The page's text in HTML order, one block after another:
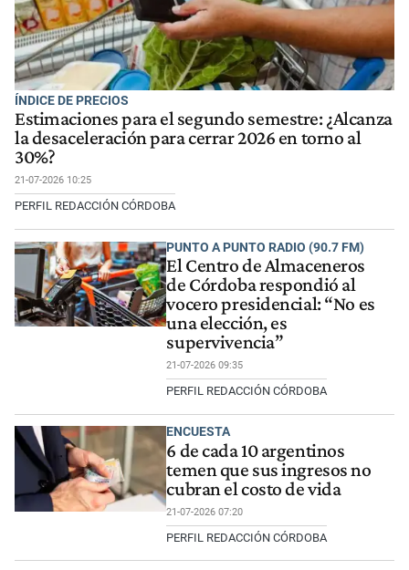
ÍNDICE DE PRECIOS
Estimaciones para el segundo semestre: ¿Alcanza
la desaceleración para cerrar 2026 en torno al
30%?
21-07-2026 10:25
PERFIL REDACCIÓN CÓRDOBA
PUNTO A PUNTO RADIO (90.7 FM)
El Centro de Almaceneros
de Córdoba respondió al
vocero presidencial: “No es
una elección, es
supervivencia”
21-07-2026 09:35
PERFIL REDACCIÓN CÓRDOBA
ENCUESTA
6 de cada 10 argentinos
temen que sus ingresos no
cubran el costo de vida
21-07-2026 07:20
PERFIL REDACCIÓN CÓRDOBA